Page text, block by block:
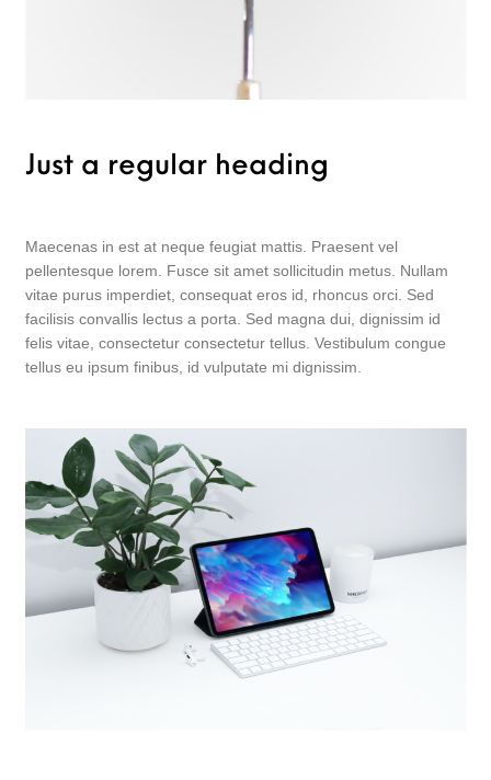
Just a regular heading
Maecenas in est at neque feugiat mattis. Praesent vel
pellentesque lorem. Fusce sit amet sollicitudin metus. Nullam
vitae purus imperdiet, consequat eros id, rhoncus orci. Sed
facilisis convallis lectus a porta. Sed magna dui, dignissim id
felis vitae, consectetur consectetur tellus. Vestibulum congue
tellus eu ipsum finibus, id vulputate mi dignissim.